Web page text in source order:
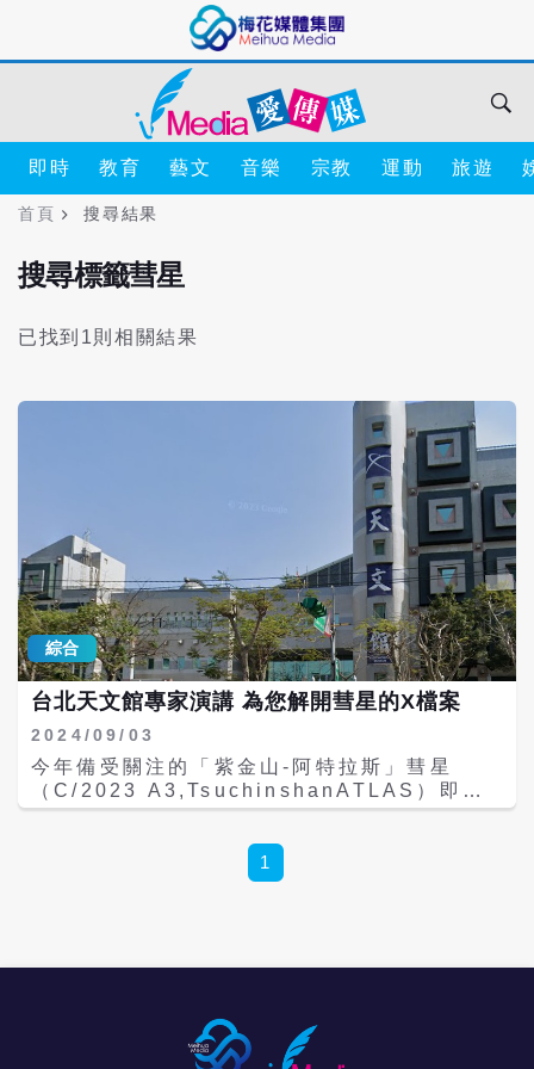
即時 教育 藝文 音樂 宗教 運動 旅遊
首頁 搜尋結果
搜尋標籤彗星
已找到1則相關結果
綜合
台北天文館專家演講 為您解開彗星的X檔案
2024/09/03
今年備受關注的「紫金山-阿特拉斯」彗星
（C/2023 A3,TsuchinshanATLAS）即將
在9月底達到肉眼可見程度。台北天文館特別
於15日下午2時許主講「從彗星12P千年鷹號
型態談彗星的爆發」，介紹彗星的大小事。天
成？又分別有哪些類型呢？如今隨著科技的進
步與太空任務的執行，人們已經了解到彗星的
1